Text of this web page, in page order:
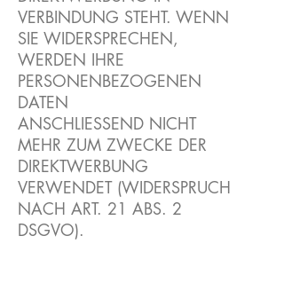
VERBINDUNG STEHT. WENN
SIE WIDERSPRECHEN,
WERDEN IHRE
PERSONENBEZOGENEN
DATEN
ANSCHLIESSEND NICHT
MEHR ZUM ZWECKE DER
DIREKTWERBUNG
VERWENDET (WIDERSPRUCH
NACH ART. 21 ABS. 2
DSGVO).